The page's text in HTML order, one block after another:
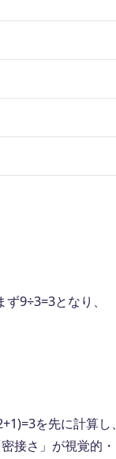
9÷3=3となり、
を先に計算し、
接さ」が視覚的・